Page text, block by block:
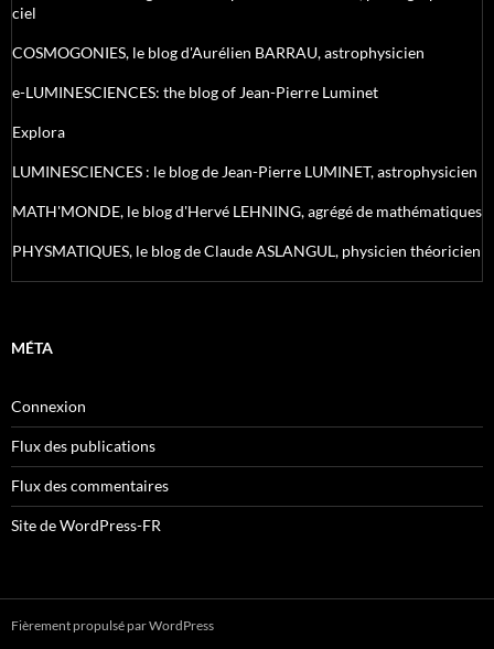
ciel
COSMOGONIES, le blog d'Aurélien BARRAU, astrophysicien
e-LUMINESCIENCES: the blog of Jean-Pierre Luminet
Explora
LUMINESCIENCES : le blog de Jean-Pierre LUMINET, astrophysicien
MATH'MONDE, le blog d'Hervé LEHNING, agrégé de mathématiques
PHYSMATIQUES, le blog de Claude ASLANGUL, physicien théoricien
MÉTA
Connexion
Flux des publications
Flux des commentaires
Site de WordPress-FR
Fièrement propulsé par WordPress